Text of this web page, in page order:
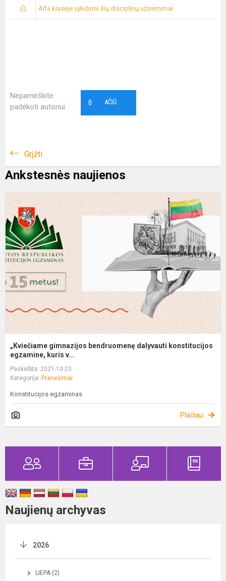
Alfa klasėje vykdomi šių disciplinų užsiėmimai
Nepamirškite
padėkoti autoriui
AČIŪ
0
Grįžti
Ankstesnės naujienos
„Kviečiame gimnazijos bendruomenę dalyvauti konstitucijos
egzamine, kuris v...
Paskelbta: 2021-10-23
Kategorija: Pranešimai
Konstitucijos egzaminas
Plačiau
Naujienų archyvas
2026
LIEPA (2)